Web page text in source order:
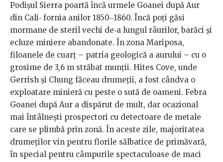
Podişul Sierra poartă încă urmele Goanei după Aur
din Cali‐ fornia anilor 1850‒1860. Încă poţi găsi
mormane de steril vechi de‐a lungul râurilor, barăci şi
ecluze miniere abandonate. În zona Mariposa,
filoanele de cuarţ – patria geologică a aurului – cu o
grosime de 3,6 m străbat munţii. Hites Cove, unde
Gerrish şi Chung făceau drumeţii, a fost cândva o
exploatare minieră cu peste o sută de oameni. Febra
Goanei după Aur a dispărut de mult, dar ocazional
mai întâlneşti prospectori cu detectoare de metale
care se plimbă prin zonă. În aceste zile, majoritatea
drumeţilor vin pentru florile sălbatice de primăvară,
în special pentru câmpurile spectaculoase de maci